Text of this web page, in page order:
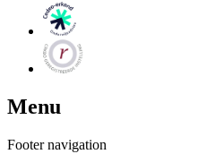
Menu
Footer navigation